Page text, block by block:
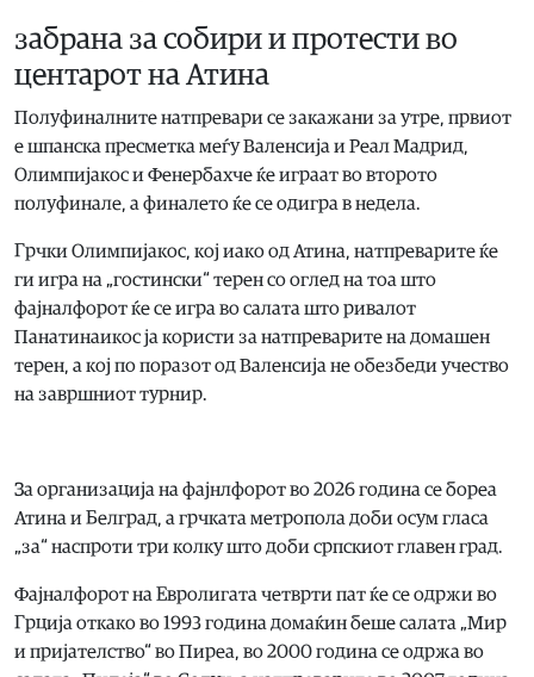
забрана за собири и протести во
центарот на Атина
Полуфиналните натпревари се закажани за утре, првиот
е шпанска пресметка меѓу Валенсија и Реал Мадрид,
Олимпијакос и Фенербахче ќе играат во второто
полуфинале, а финалето ќе се одигра в недела.
Грчки Олимпијакос, кој иако од Атина, натпреварите ќе
ги игра на „гостински“ терен со оглед на тоа што
фајналфорот ќе се игра во салата што ривалот
Панатинаикос ја користи за натпреварите на домашен
терен, а кој по поразот од Валенсија не обезбеди учество
на завршниот турнир.
За организација на фајнлфорот во 2026 година се бореа
Атина и Белград, а грчката метропола доби осум гласа
„за“ наспроти три колку што доби српскиот главен град.
Фајналфорот на Евролигата четврти пат ќе се одржи во
Грција откако во 1993 година домаќин беше салата „Мир
и пријателство“ во Пиреа, во 2000 година се одржа во